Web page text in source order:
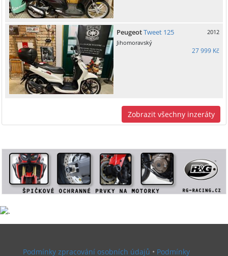
PeugeotTweet 125
2012
Jihomoravský
27 999 Kč
Zobrazit všechny inzeráty
Podmínky zpracování osobních údajů • Podmínky